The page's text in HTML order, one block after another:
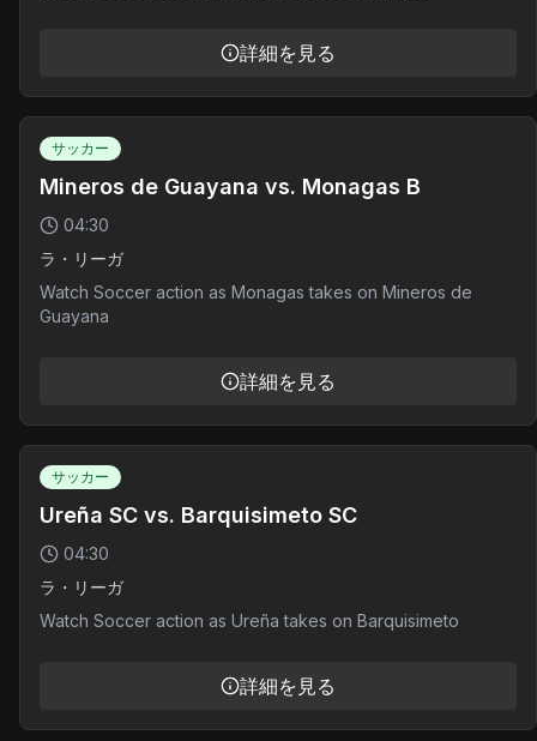
詳細を見る
サッカー
Mineros de Guayana vs. Monagas B
04:30
ラ・リーガ
Watch Soccer action as Monagas takes on Mineros de
Guayana
詳細を見る
サッカー
Ureña SC vs. Barquisimeto SC
04:30
ラ・リーガ
Watch Soccer action as Ureña takes on Barquisimeto
詳細を見る